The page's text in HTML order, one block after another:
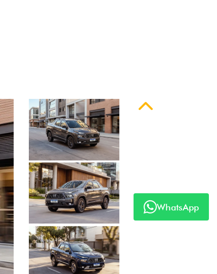
Anterior
WhatsApp